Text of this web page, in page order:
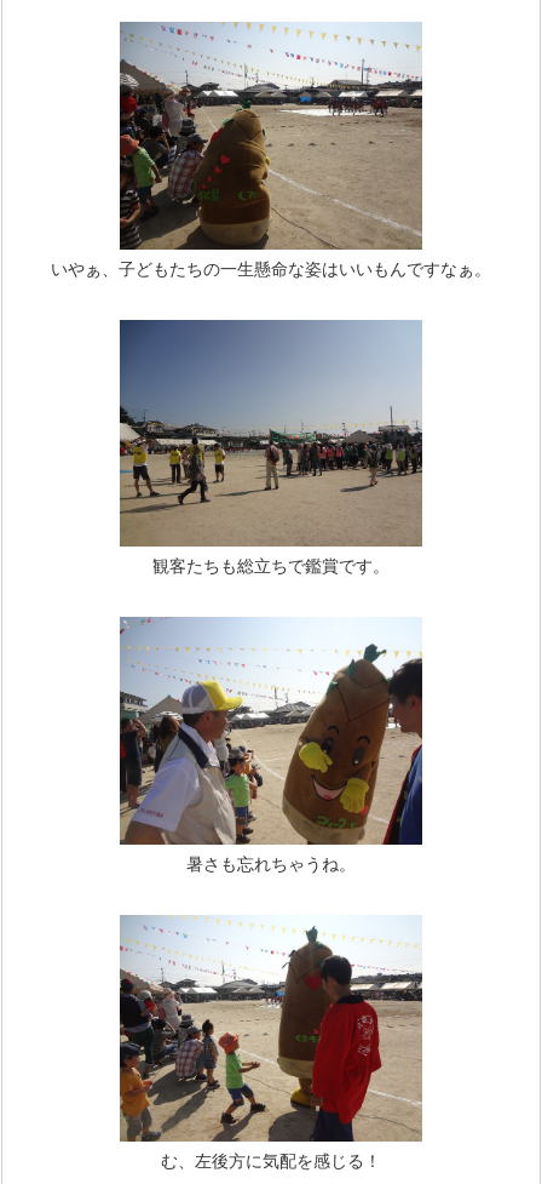
いやぁ、子どもたちの一生懸命な姿はいいもんですなぁ。
観客たちも総立ちで鑑賞です。
暑さも忘れちゃうね。
む、左後方に気配を感じる！